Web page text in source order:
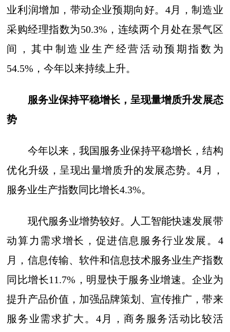
业利润增加，带动企业预期向好。4月，制造业
采购经理指数为50.3%，连续两个月处在景气区
间，其中制造业生产经营活动预期指数为
54.5%，今年以来持续上升。
服务业保持平稳增长，呈现量增质升发展态
势
今年以来，我国服务业保持平稳增长，结构
优化升级，呈现出量增质升的发展态势。4月，
服务业生产指数同比增长4.3%。
现代服务业增势较好。人工智能快速发展带
动算力需求增长，促进信息服务行业发展。4
月，信息传输、软件和信息技术服务业生产指数
同比增长11.7%，明显快于服务业增速。企业为
提升产品价值，加强品牌策划、宣传推广，带来
服务业需求扩大。4月，商务服务活动比较活